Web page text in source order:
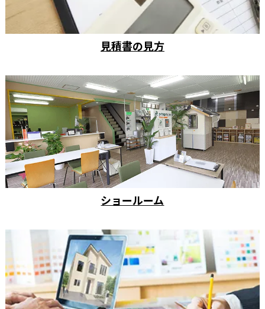
見積書の見方
ショールーム